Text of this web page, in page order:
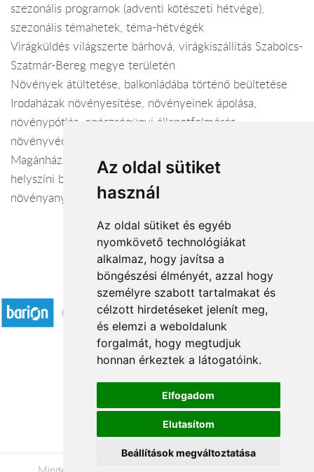
Az oldal sütiket
használ
Az oldal sütiket és egyéb
nyomkövető technológiákat
alkalmaz, hogy javítsa a
böngészési élményét, azzal hogy
személyre szabott tartalmakat és
célzott hirdetéseket jelenít meg,
és elemzi a weboldalunk
forgalmát, hogy megtudjuk
honnan érkeztek a látogatóink.
Elfogadom
Elutasítom
Beállítások megváltoztatása
szezonális programok (adventi kötészeti hétvége),
szezonális témahetek, téma-hétvégék
Virágküldés világszerte bárhová, virágkiszállítás Szabolcs-
Szatmár-Bereg megye területén
Növények átültetése, balkonládába történő beültetése
Irodaházak növényesítése, növényeinek ápolása,
növénypótlás, egészségügyi állapotfelmérés,
növényvédelem
Magánházak kül- és beltéri növényesítése,
helyszíni bejárással,
növényanyag összeállítással
Elfogadott fizetési módok
Á.SZ.F.
Impresszum
Adatkezelési tájékoztató